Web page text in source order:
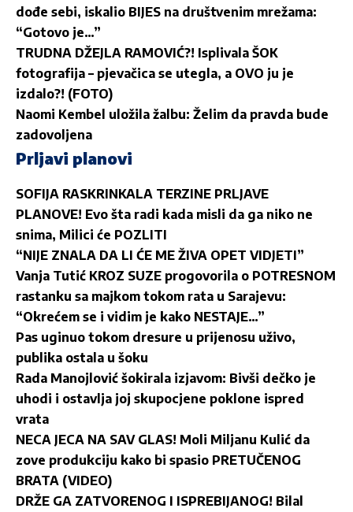
dođe sebi, iskalio BIJES na društvenim mrežama:
“Gotovo je…”
TRUDNA DŽEJLA RAMOVIĆ?! Isplivala ŠOK
fotografija – pjevačica se utegla, a OVO ju je
izdalo?! (FOTO)
Naomi Kembel uložila žalbu: Želim da pravda bude
zadovoljena
Prljavi planovi
SOFIJA RASKRINKALA TERZINE PRLJAVE
PLANOVE! Evo šta radi kada misli da ga niko ne
snima, Milici će POZLITI
“NIJE ZNALA DA LI ĆE ME ŽIVA OPET VIDJETI”
Vanja Tutić KROZ SUZE progovorila o POTRESNOM
rastanku sa majkom tokom rata u Sarajevu:
“Okrećem se i vidim je kako NESTAJE…”
Pas uginuo tokom dresure u prijenosu uživo,
publika ostala u šoku
Rada Manojlović šokirala izjavom: Bivši dečko je
uhodi i ostavlja joj skupocjene poklone ispred
vrata
NECA JECA NA SAV GLAS! Moli Miljanu Kulić da
zove produkciju kako bi spasio PRETUČENOG
BRATA (VIDEO)
DRŽE GA ZATVORENOG I ISPREBIJANOG! Bilal